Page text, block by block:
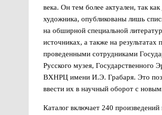
века. Он тем более актуален, так
художника, опубликованы лишь
на обширной специальной
источниках, а также на результатах
проведенными сотрудниками
Русского музея, Государственного
ВХНРЦ имени И.Э. Грабаря. Это
ввести их в научный оборот с
Каталог включает 240